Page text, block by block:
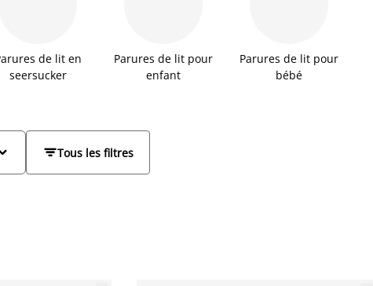
sont plus élevées.
de lit en
seersucker
Parures de lit pour
enfant
Parures de lit pour
bébé
Tous les filtres